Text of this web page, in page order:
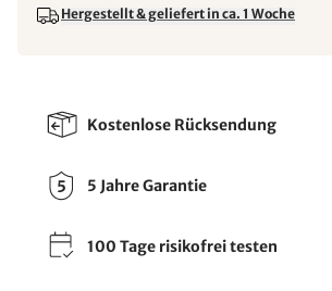
Hergestellt & geliefert in ca. 1 Woche
Kostenlose Rücksendung
5 Jahre Garantie
100 Tage risikofrei testen